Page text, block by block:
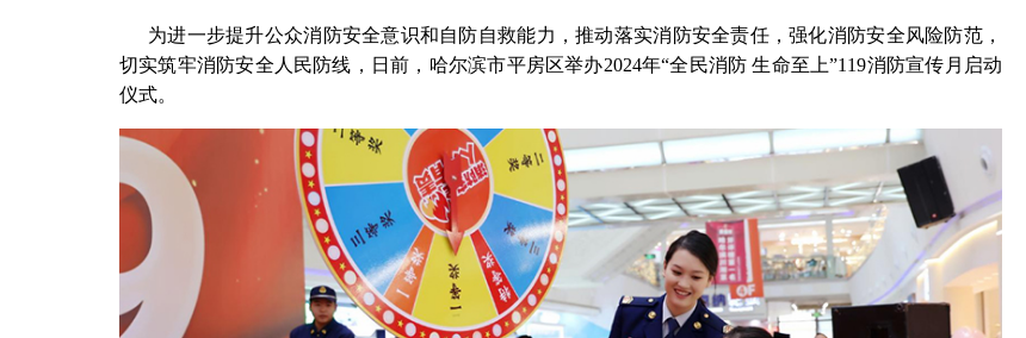
为进一步提升公众消防安全意识和自防自救能力，推动落实消防安全责任，强化消防安全风险防范，
切实筑牢消防安全人民防线，日前，哈尔滨市平房区举办2024年“全民消防 生命至上”119消防宣传月启动
仪式。